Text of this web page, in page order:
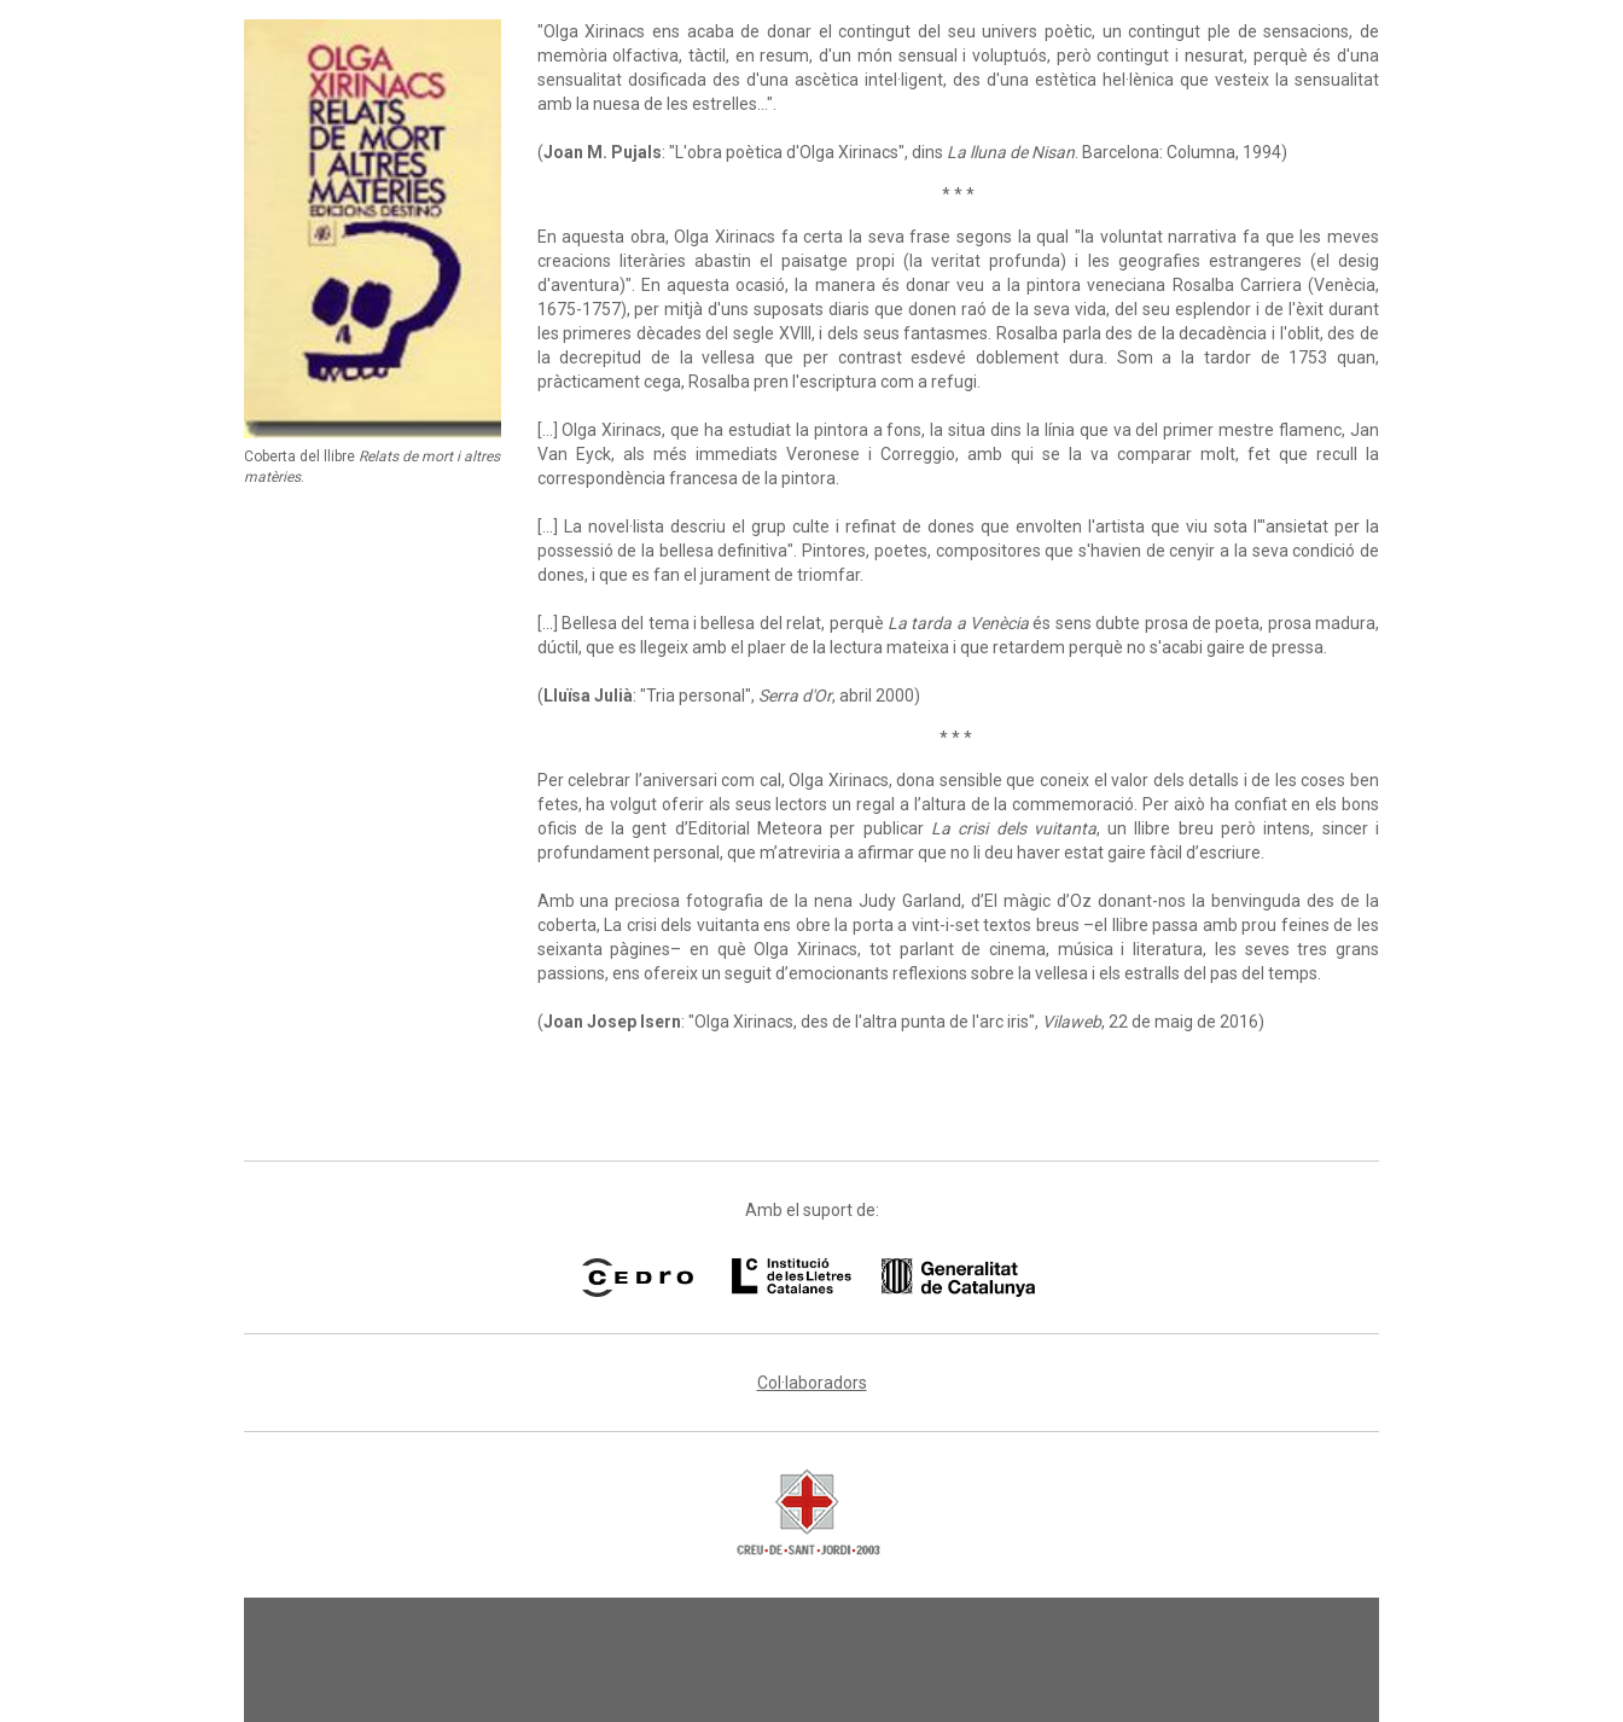
Coberta del llibre Relats de mort i altres
matèries.
"Olga Xirinacs ens acaba de donar el contingut del seu univers poètic, un contingut ple de sensacions, de
memòria olfactiva, tàctil, en resum, d'un món sensual i voluptuós, però contingut i nesurat, perquè és d'una
sensualitat dosificada des d'una ascètica intel·ligent, des d'una estètica hel·lènica que vesteix la sensualitat
amb la nuesa de les estrelles...".
(Joan M. Pujals: "L'obra poètica d'Olga Xirinacs", dins La lluna de Nisan. Barcelona: Columna, 1994)
* * *
En aquesta obra, Olga Xirinacs fa certa la seva frase segons la qual "la voluntat narrativa fa que les meves
creacions literàries abastin el paisatge propi (la veritat profunda) i les geografies estrangeres (el desig
d'aventura)". En aquesta ocasió, la manera és donar veu a la pintora veneciana Rosalba Carriera (Venècia,
1675-1757), per mitjà d'uns suposats diaris que donen raó de la seva vida, del seu esplendor i de l'èxit durant
les primeres dècades del segle XVIII, i dels seus fantasmes. Rosalba parla des de la decadència i l'oblit, des de
la decrepitud de la vellesa que per contrast esdevé doblement dura. Som a la tardor de 1753 quan,
pràcticament cega, Rosalba pren l'escriptura com a refugi.
[...] Olga Xirinacs, que ha estudiat la pintora a fons, la situa dins la línia que va del primer mestre flamenc, Jan
Van Eyck, als més immediats Veronese i Correggio, amb qui se la va comparar molt, fet que recull la
correspondència francesa de la pintora.
[...] La novel·lista descriu el grup culte i refinat de dones que envolten l'artista que viu sota l'"ansietat per la
possessió de la bellesa definitiva". Pintores, poetes, compositores que s'havien de cenyir a la seva condició de
dones, i que es fan el jurament de triomfar.
[...] Bellesa del tema i bellesa del relat, perquè La tarda a Venèciaés sens dubte prosa de poeta, prosa madura,
dúctil, que es llegeix amb el plaer de la lectura mateixa i que retardem perquè no s'acabi gaire de pressa.
( Lluïsa Julià: "Tria personal", Serra d'Or, abril 2000)
* * *
Per celebrar l’aniversari com cal, Olga Xirinacs, dona sensible que coneix el valor dels detalls i de les coses ben
fetes, ha volgut oferir als seus lectors un regal a l’altura de la commemoració. Per això ha confiat en els bons
oficis de la gent d’Editorial Meteora per publicar La crisi dels vuitanta, un llibre breu però intens, sincer i
profundament personal, que m’atreviria a afirmar que no li deu haver estat gaire fàcil d’escriure.
Amb una preciosa fotografia de la nena Judy Garland, d’El màgic d’Oz donant-nos la benvinguda des de la
coberta, La crisi dels vuitanta ens obre la porta a vint-i-set textos breus –el llibre passa amb prou feines de les
seixanta pàgines– en què Olga Xirinacs, tot parlant de cinema, música i literatura, les seves tres grans
passions, ens ofereix un seguit d’emocionants reflexions sobre la vellesa i els estralls del pas del temps.
(Joan Josep Isern: "Olga Xirinacs, des de l'altra punta de l'arc iris", Vilaweb, 22 de maig de 2016)
Amb el suport de:
Col·laboradors